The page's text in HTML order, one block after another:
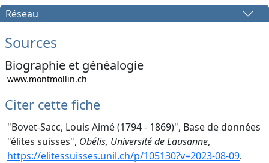
Réseau
Sources
Biographie et généalogie
www.montmollin.ch
Citer cette fiche
"Bovet-Sacc, Louis Aimé (1794 - 1869)", Base de données
"élites suisses", Obélis, Université de Lausanne,
https://elitessuisses.unil.ch/p/105130?v=2023-08-09.